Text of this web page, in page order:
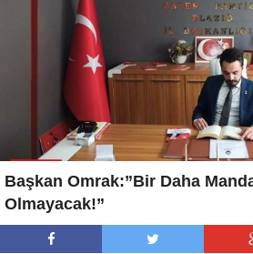
Başkan Omrak:”Bir Daha
Olmayacak!”